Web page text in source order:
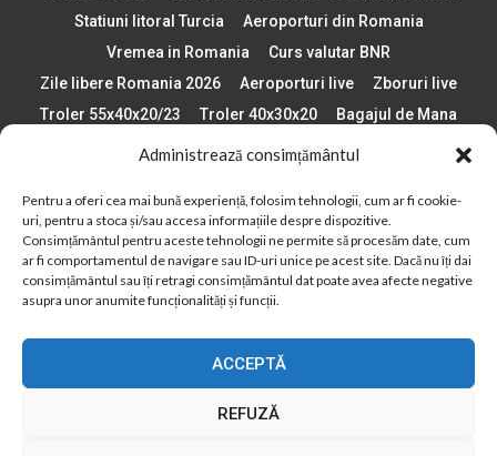
Administrează consimțământul
Pentru a oferi cea mai bună experiență, folosim tehnologii, cum ar fi cookie-
uri, pentru a stoca și/sau accesa informațiile despre dispozitive.
Consimțământul pentru aceste tehnologii ne permite să procesăm date, cum
ar fi comportamentul de navigare sau ID-uri unice pe acest site. Dacă nu îți dai
consimțământul sau îți retragi consimțământul dat poate avea afecte negative
asupra unor anumite funcționalități și funcții.
ACCEPTĂ
REFUZĂ
Statiuni litoral Turcia
Aeroporturi din Romania
Vremea in Romania
Curs valutar BNR
Zile libere Romania 2026
Aeroporturi live
Zboruri live
Troler 55x40x20/23
Troler 40x30x20
Bagajul de Mana
Paste 2026
Cele mai bune telefoane
Plaje din Europa
Concerte Romania 2025
Asigurare de calatorie
Când se schimba ora în 2026
Calendar Formula 1 sezon 2026
Boarding Pass
Despre AirlinesTravel.ro
Politică cookie-uri (UE)
Cookie Policy (AU)
Politică cookie-uri (ZA)
Politică cookie-uri (Canada)
Politică cookie-uri (BR)